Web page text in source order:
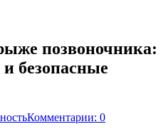
позвоночника:
безопасные
Комментарии: 0